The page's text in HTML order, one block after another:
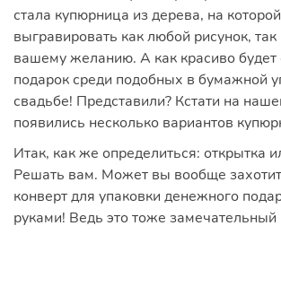
стала купюрница из дерева, на
выгравировать как любой рисунок,
вашему желанию. А как красиво будет
подарок среди подобных в бумажной
свадьбе! Представили? Кстати на
появились несколько вариантов
Итак, как же определиться: открытка
Решать вам. Может вы вообще
конверт для упаковки денежного
руками! Ведь это тоже замечательный